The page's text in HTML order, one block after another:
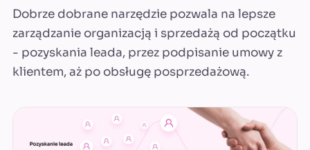
Dobrze dobrane narzędzie pozwala na lepsze
zarządzanie organizacją i sprzedażą od początku
- pozyskania leada, przez podpisanie umowy z
klientem, aż po obsługę posprzedażową.